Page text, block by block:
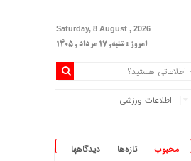
Saturday, 8 August , 2026
امروز : شنبه, ۱۷ مرداد , ۱۴۰۵
اطلاعات ورزشی
محبوب تازه‌ها دیدگاهها